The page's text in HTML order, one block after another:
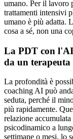
umano. Per il lavoro
trattamenti intensivi
umano è più adatta.
cosa a sé, non una
La PDT con
da un terapeuta
La profondità è
coaching AI può
seduta, perché il
più rapidamente.
relazione
psicodinamico a
settimane o mesi, lo